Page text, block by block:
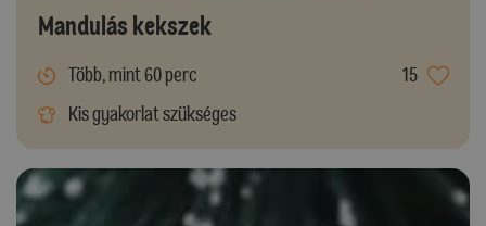
Mandulás kekszek
Több, mint 60 perc
15
Kis gyakorlat szükséges